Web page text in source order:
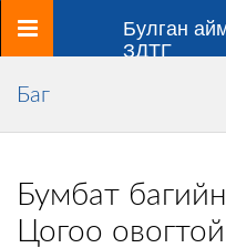
Цэс
Булган
ЗДТГ
Баг
Бумбат
Цогоо